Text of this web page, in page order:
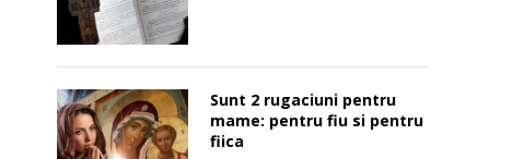
Sunt 2 rugaciuni pentru
mame: pentru fiu si pentru
fiica